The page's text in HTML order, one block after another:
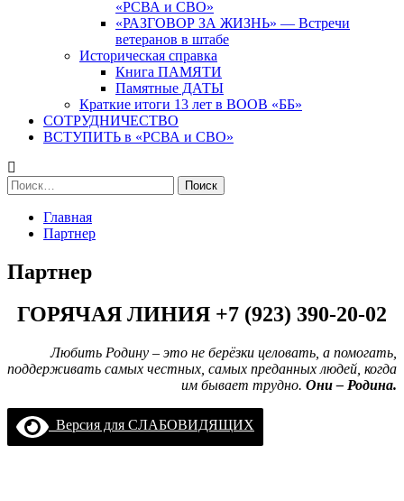
«РСВА и СВО»
«РАЗГОВОР ЗА ЖИЗНЬ» — Встречи
ветеранов в штабе
Историческая справка
Книга ПАМЯТИ
Памятные ДАТЫ
Краткие итоги 13 лет в ВООВ «ББ»
СОТРУДНИЧЕСТВО
ВСТУПИТЬ в «РСВА и СВО»
Найти:
Главная
Партнер
Партнер
ГОРЯЧАЯ ЛИНИЯ +7 (923) 390-20-02
Любить Родину – это не берёзки целовать, а помогать,
поддерживать самых честных, самых преданных людей, когда
им бывает трудно. Они – Родина.
Версия для СЛАБОВИДЯЩИХ